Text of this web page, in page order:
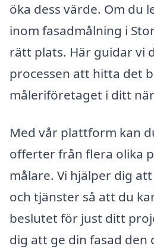
öka dess värde. Om du
inom fasadmålning i
rätt plats. Här guidar vi
processen att hitta det
måleriföretaget i ditt
Med vår plattform kan
offerter från flera olika
målare. Vi hjälper dig
och tjänster så att du
beslutet för just ditt
dig att ge din fasad den